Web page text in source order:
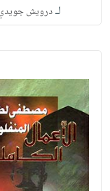
لـدرويش